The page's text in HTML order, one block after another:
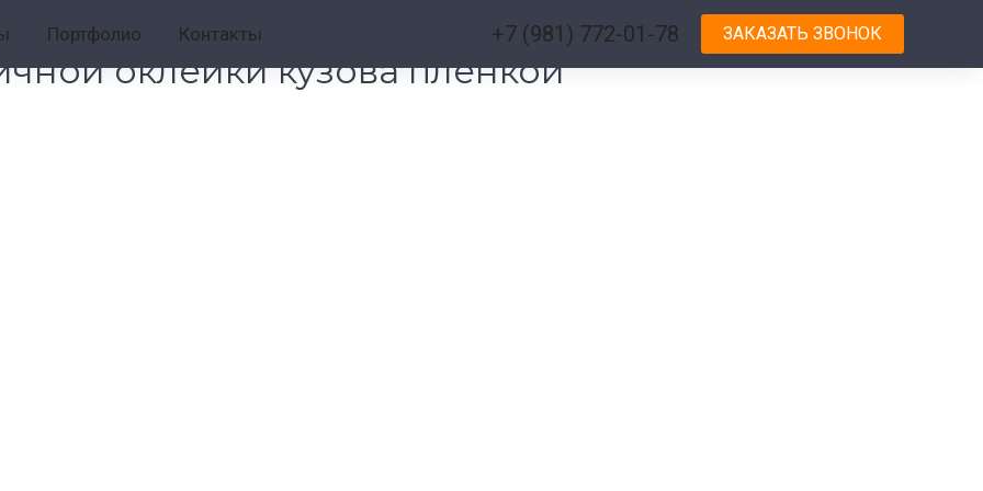
Портфолио Контакты +7 (981) 772-01-78 ЗАКАЗАТЬ ЗВОНОК
кузова пленкой
оклейки кузова пленкой